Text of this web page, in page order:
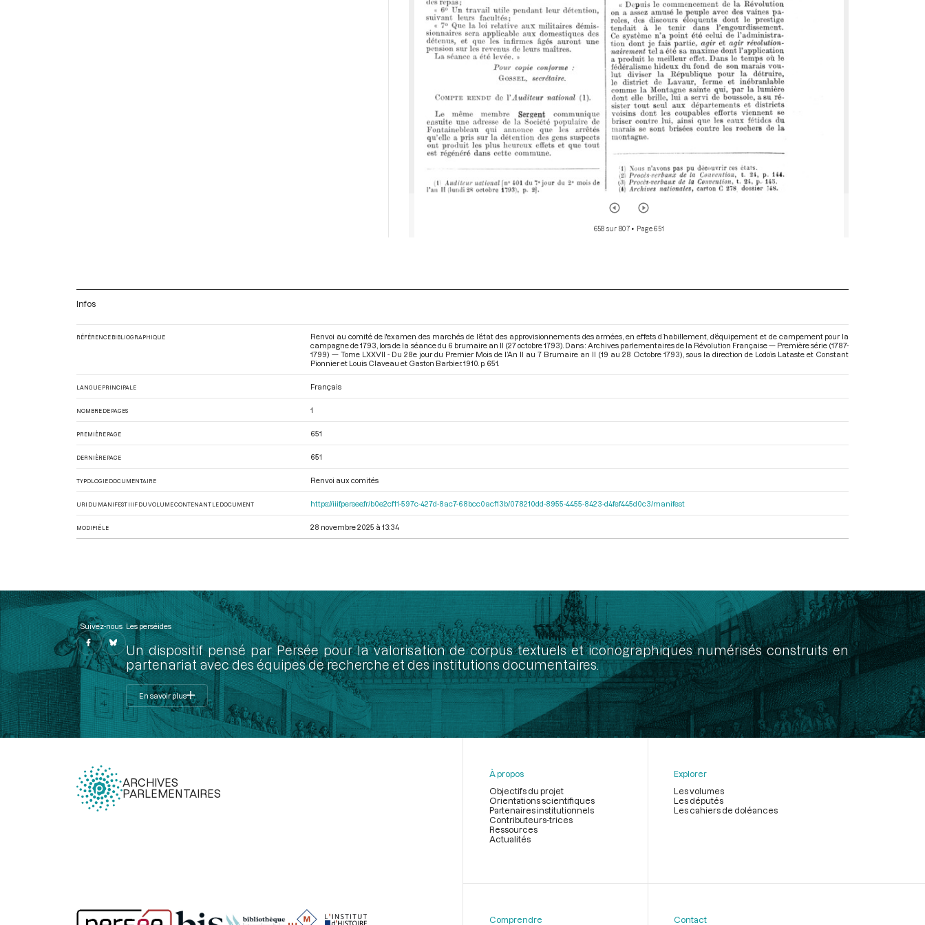
658 sur 807• Page 651
Infos
RÉFÉRENCE BIBLIOGRAPHIQUE
Renvoi au comité de l'examen des marchés de l’état des approvisionnements des armées, en effets d’habillement, d’équipement et de campement pour la
campagne de 1793, lors de la séance du 6 brumaire an II (27 octobre 1793). Dans : Archives parlementaires de la Révolution Française — Première série (1787-
1799) — Tome LXXVII - Du 28e jour du Premier Mois de l’An II au 7 Brumaire an II (19 au 28 Octobre 1793) , sous la direction de Lodoïs Lataste et Constant
Pionnier et Louis Claveau et Gaston Barbier. 1910. p. 651.
LANGUE PRINCIPALE Français
NOMBRE DE PAGES 1
PREMIÈRE PAGE 651
DERNIÈRE PAGE 651
TYPOLOGIE DOCUMENTAIRE Renvoi aux comités
URI DU MANIFEST IIIF DU VOLUME CONTENANT LE DOCUMENT https://iiif.persee.fr/b0e2cf11-597c-427d-8ac7-68bcc0acf13b/078210dd-8955-4455-8423-d4fef445d0c3/manifest
MODIFIÉ LE 28 novembre 2025 à 13:34
Suivez-nous Les perséides
Un dispositif pensé par Persée pour la valorisation de corpus textuels et iconographiques numérisés construits en
partenariat avec des équipes de recherche et des institutions documentaires.
En savoir plus
ARCHIVES
PARLEMENTAIRES
À propos
Objectifs du projet
Orientations scientifiques
Partenaires institutionnels
Contributeurs-trices
Ressources
Actualités
Explorer
Les volumes
Les députés
Les cahiers de doléances
Comprendre Contact